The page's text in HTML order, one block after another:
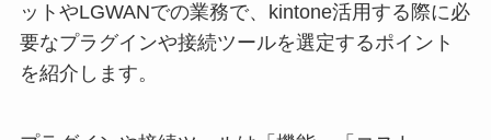
ットやLGWANでの業務で、kintone活用する際に必
要なプラグインや接続ツールを選定するポイント
を紹介します。